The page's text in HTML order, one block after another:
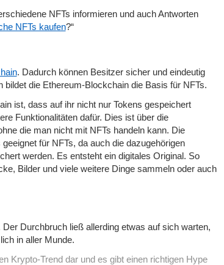
NFTs informieren und auch Antworten
NFTs kaufen?“
. Dadurch können Besitzer sicher und eindeutig
bildet die Ethereum-Blockchain die Basis für NFTs.
ist, dass auf ihr nicht nur Tokens gespeichert
Funktionalitäten dafür. Dies ist über die
die man nicht mit NFTs handeln kann. Die
für NFTs, da auch die dazugehörigen
werden. Es entsteht ein digitales Original. So
Bilder und viele weitere Dinge sammeln oder auch
Durchbruch ließ allerding etwas auf sich warten,
in aller Munde.
Krypto-Trend dar und es gibt einen richtigen Hype